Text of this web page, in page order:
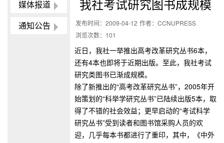
媒体报道
通知公告
我社考试研究图书成规模
发布时间： 2009-04-12 作者： CCNUPRESS
浏览次数： 101
近日，我社一举推出高考改革研究丛书6本，
还有4本也即将于近期出版。至此，我社考试
研究类图书已渐成规模。
除了新推出的“高考改革研究丛书”，2005年开
始策划的“科举学研究丛书”已陆续出版5本，取
得了不错的社会效益；更早启动的“考试科学
研究丛书”受到读者和图书馆采购人员的欢
迎，几乎每本书都进行了重印，其中，《中外